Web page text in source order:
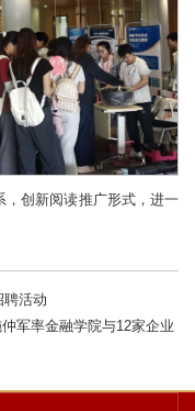
创新阅读推广形式，进一
聘活动
军率金融学院与12家企业